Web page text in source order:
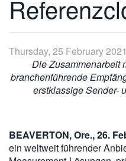
VIỆT NAM
简体中文
日本語
한국어
Thursday, 25 February 2021
Die Zusammenarbeit
branchenführende
erstklassige Sender-
BEAVERTON, Ore., 26.
ein weltweit führender